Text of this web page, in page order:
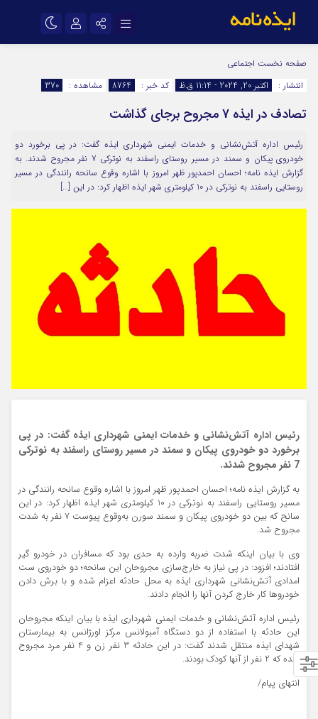
اینستاگرام
سروش
ایتا
آپارات
اپلیکیشن رمز عبور
مرا به خاطر بسپار
صفحه نخست اجتماعی
انتشار :
اکتبر 20, 2024 - 11:14 ق.ظ کد خبر : 8764 مشاهده : 370
تصادف در ایذه 7 مجروح برجای گذاشت
رئیس اداره آتش‌نشانی و خدمات ایمنی شهرداری ایذه گفت: در پی برخورد دو
خودروی پیکان و سمند در مسیر روستای راسفند به نوترکی 7 نفر مجروح شدند. به
گزارش ایذه نامه؛ احسان احمدپور ظهر امروز با اشاره وقوع سانحه رانندگی در مسیر
روستایی راسفند به نوترکی در 10 کیلومتری شهر ایذه اظهار کرد: در این […]
رئیس اداره آتش‌نشانی و خدمات ایمنی شهرداری ایذه گفت: در پی
برخورد دو خودروی پیکان و سمند در مسیر روستای راسفند به نوترکی
7 نفر مجروح شدند.
به گزارش ایذه نامه؛ احسان احمدپور ظهر امروز با اشاره وقوع سانحه رانندگی در
مسیر روستایی راسفند به نوترکی در 10 کیلومتری شهر ایذه اظهار کرد: در این
سانح که بین دو خودروی پیکان و سمند سورن به‌وقوع پیوست 7 نفر به شدت
مجروح شد.
وی با بیان اینکه شدت ضربه وارده به حدی بود که مسافران در خودرو گیر
افتادند؛ افزود: در پی نیاز به خارج‌سازی مجروحان این سانحه؛ دو خودروی ست
امدادی آتش‌نشانی شهرداری ایذه به محل حادثه اعزام شده و با برش دادن
خودروها کار خارج کردن آنها را انجام دادند.
رئیس اداره آتش‌نشانی و خدمات ایمنی شهرداری ایذه با بیان اینکه مجروحان
این حادثه با استفاده از دو دستگاه آمبولانس مرکز اورژانس به بیمارستان
شهدای ایذه منتقل شدند گفت: در این حادثه 3 نفر زن و 4 نفر مرد مجروح
شده که 2 نفر از آنها کودک بودند.
انتهای پیام/